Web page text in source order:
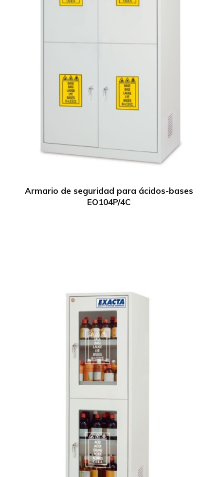
Armario de seguridad para ácidos-bases
EO104P/4C